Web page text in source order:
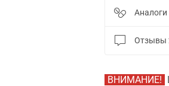
Аналоги
Отзывы
ВНИМАНИЕ!